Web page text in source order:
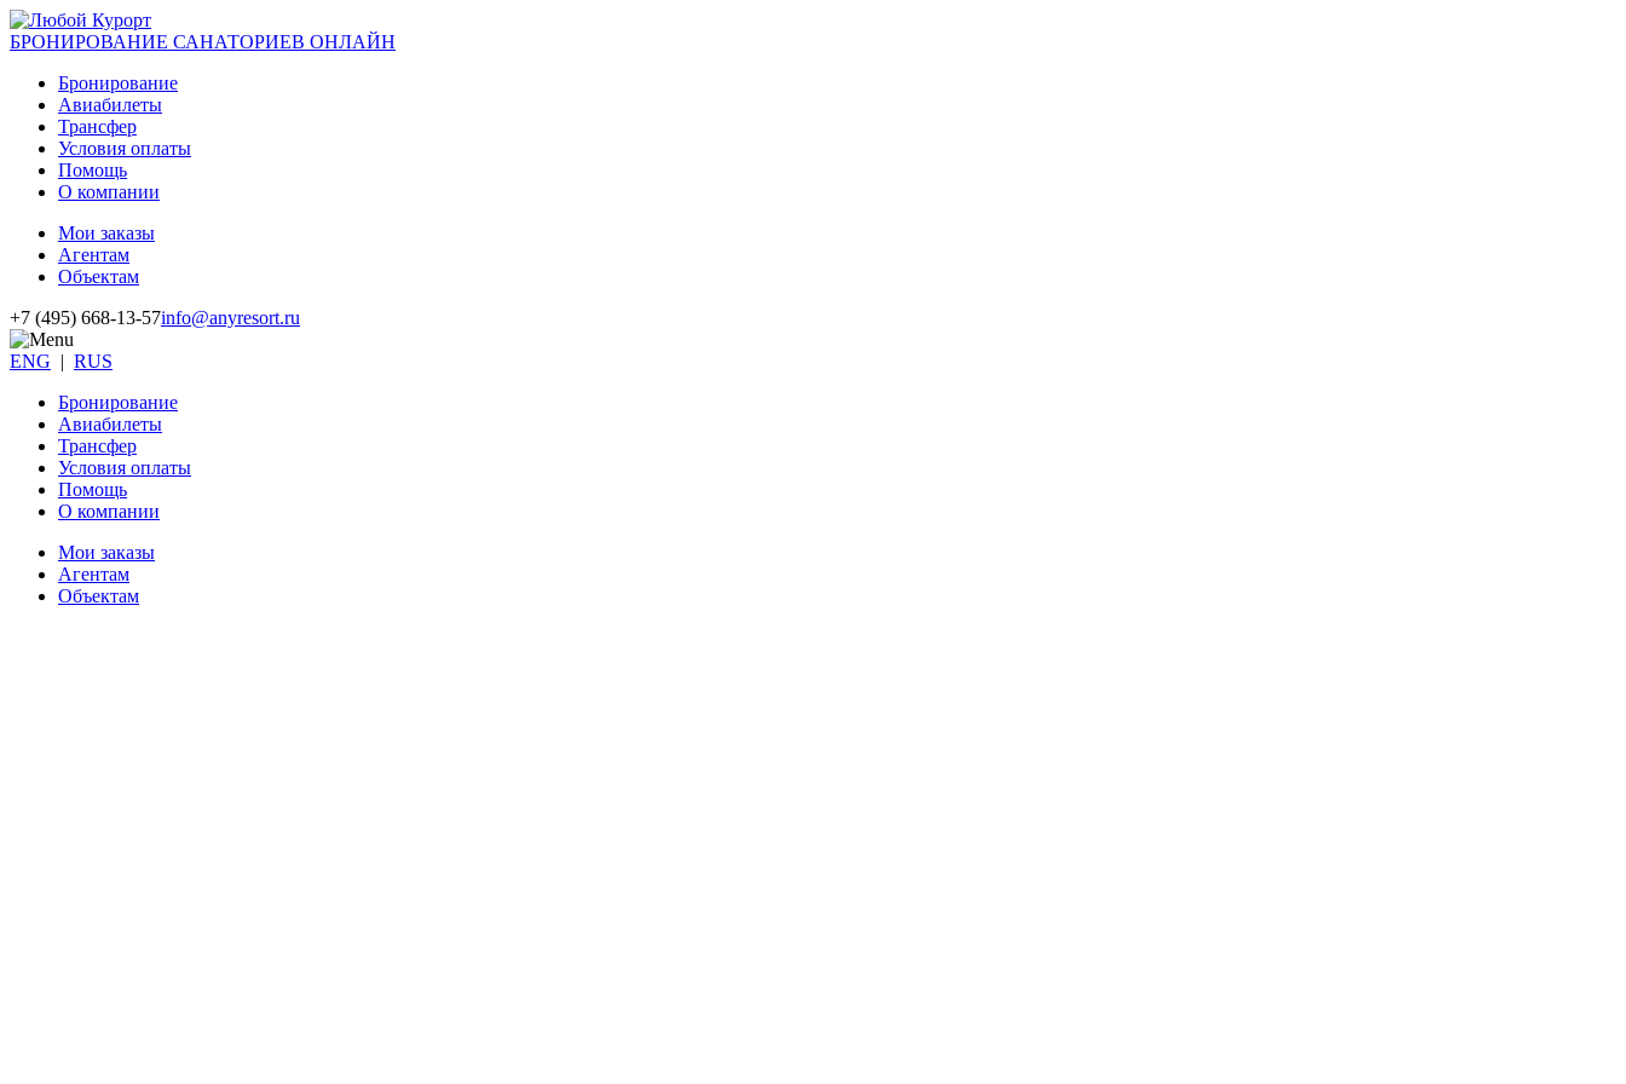
БРОНИРОВАНИЕ САНАТОРИЕВ ОНЛАЙН
Бронирование
Авиабилеты
Трансфер
Условия оплаты
Помощь
О компании
Мои заказы
Агентам
Объектам
+7 (495) 668-13-57info@anyresort.ru
ENG | RUS
Бронирование
Авиабилеты
Трансфер
Условия оплаты
Помощь
О компании
Мои заказы
Агентам
Объектам